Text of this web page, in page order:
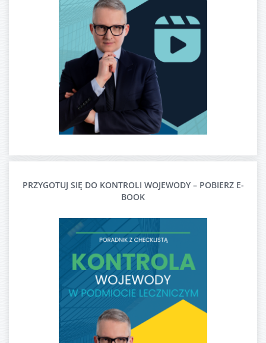
PRZYGOTUJ SIĘ DO KONTROLI WOJEWODY – POBIERZ E-
BOOK